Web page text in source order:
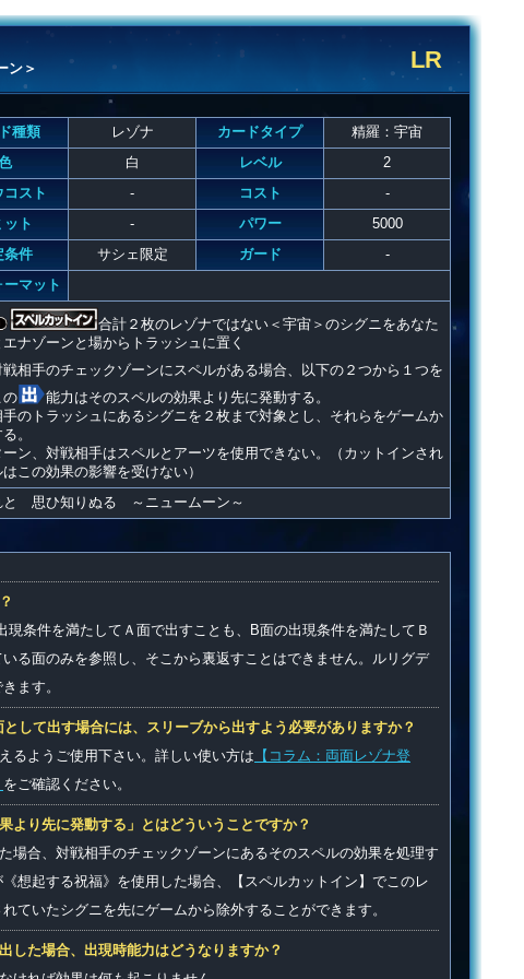
ン＞ LR
種類 レゾナ カードタイプ
精羅：宇宙
白 レベル
2
コスト
- コスト
-
ット
- パワー
5000
条件
サシェ限定 ガード
-
マット
合計２枚のレゾナではない＜宇宙＞のシグニをあなた
ナゾーンと場からトラッシュに置く
戦相手のチェックゾーンにスペルがある場合、以下の２つから１つを
の
能力はそのスペルの効果より先に発動する。
のトラッシュにあるシグニを２枚まで対象とし、それらをゲームか
。
ン、対戦相手はスペルとアーツを使用できない。（カットインされ
この効果の影響を受けない）
と 思ひ知りぬる ～ニュームーン～
条件を満たしてＡ面で出すことも、B面の出現条件を満たしてＢ
る面のみを参照し、そこから裏返すことはできません。ルリグデ
ます。
して出す場合には、スリーブから出すよう必要がありますか？
るようご使用下さい。詳しい使い方は 【コラム：両面レゾナ登
をご確認ください。
より先に発動する」とはどういうことですか？
場合、対戦相手のチェックゾーンにあるそのスペルの効果を処理す
想起する祝福》を使用した場合、【スペルカットイン】でこのレ
いたシグニを先にゲームから除外することができます。
した場合、出現時能力はどうなりますか？